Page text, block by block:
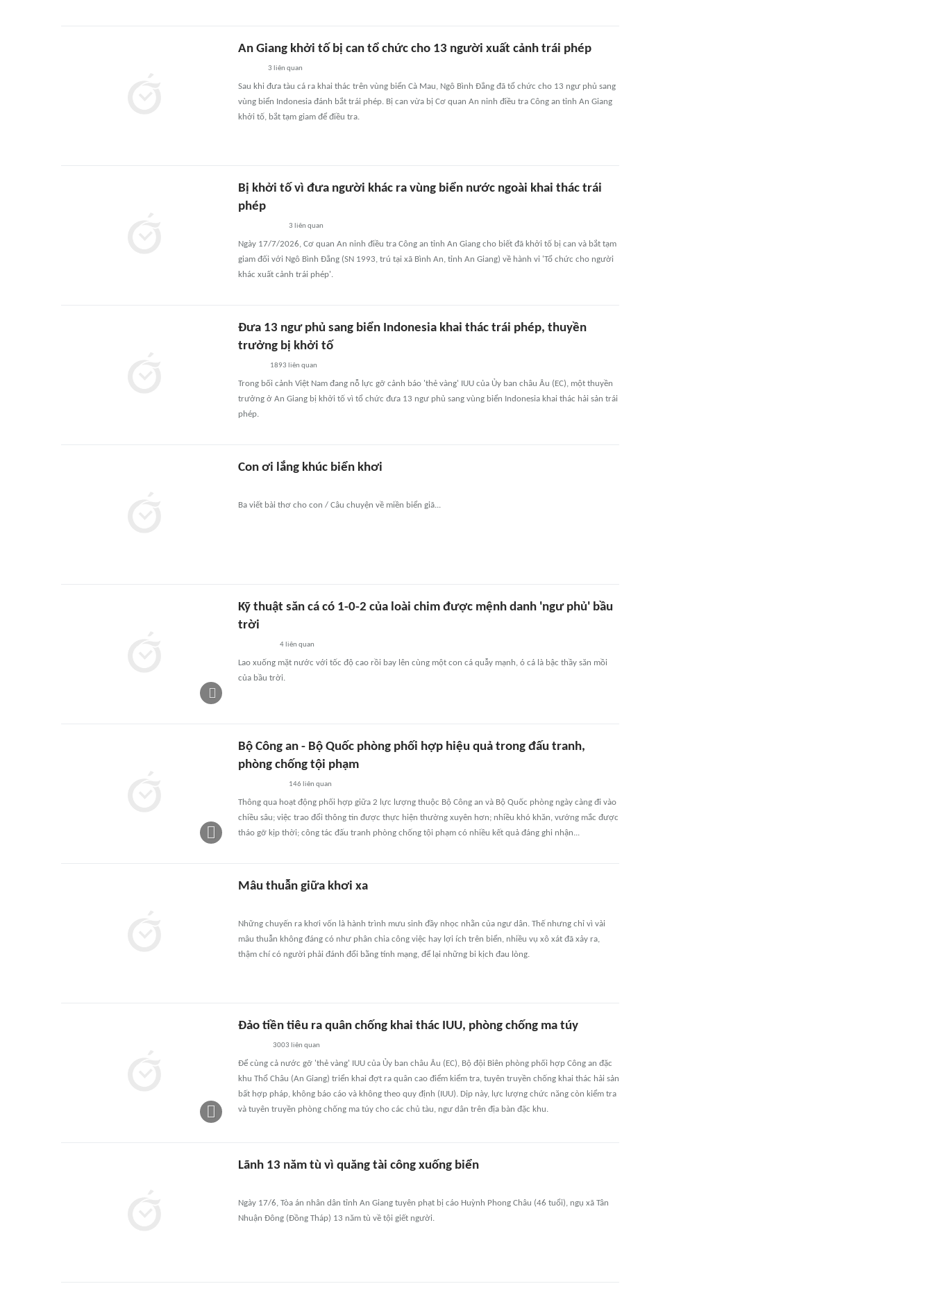
An Giang khởi tố bị can tổ chức cho 13 người xuất cảnh trái phép
3 liên quan
Sau khi đưa tàu cá ra khai thác trên vùng biển Cà Mau, Ngô Bình Đẳng đã tổ chức cho 13 ngư phủ sang
vùng biển Indonesia đánh bắt trái phép. Bị can vừa bị Cơ quan An ninh điều tra Công an tỉnh An Giang
khởi tố, bắt tạm giam để điều tra.
Bị khởi tố vì đưa người khác ra vùng biển nước ngoài khai thác trái
phép
3 liên quan
Ngày 17/7/2026, Cơ quan An ninh điều tra Công an tỉnh An Giang cho biết đã khởi tố bị can và bắt tạm
giam đối với Ngô Bình Đẳng (SN 1993, trú tại xã Bình An, tỉnh An Giang) về hành vi 'Tổ chức cho người
khác xuất cảnh trái phép'.
Đưa 13 ngư phủ sang biển Indonesia khai thác trái phép, thuyền
trưởng bị khởi tố
1893 liên quan
Trong bối cảnh Việt Nam đang nỗ lực gỡ cảnh báo 'thẻ vàng' IUU của Ủy ban châu Âu (EC), một thuyền
trưởng ở An Giang bị khởi tố vì tổ chức đưa 13 ngư phủ sang vùng biển Indonesia khai thác hải sản trái
phép.
Con ơi lắng khúc biển khơi
Ba viết bài thơ cho con / Câu chuyện về miền biển giã...
Kỹ thuật săn cá có 1-0-2 của loài chim được mệnh danh 'ngư phủ' bầu
trời
4 liên quan
Lao xuống mặt nước với tốc độ cao rồi bay lên cùng một con cá quẫy mạnh, ó cá là bậc thầy săn mồi
của bầu trời.
Bộ Công an - Bộ Quốc phòng phối hợp hiệu quả trong đấu tranh,
phòng chống tội phạm
146 liên quan
Thông qua hoạt động phối hợp giữa 2 lực lượng thuộc Bộ Công an và Bộ Quốc phòng ngày càng đi vào
chiều sâu; việc trao đổi thông tin được thực hiện thường xuyên hơn; nhiều khó khăn, vướng mắc được
tháo gỡ kịp thời; công tác đấu tranh phòng chống tội phạm có nhiều kết quả đáng ghi nhận...
Mâu thuẫn giữa khơi xa
Những chuyến ra khơi vốn là hành trình mưu sinh đầy nhọc nhằn của ngư dân. Thế nhưng chỉ vì vài
mâu thuẫn không đáng có như phân chia công việc hay lợi ích trên biển, nhiều vụ xô xát đã xảy ra,
thậm chí có người phải đánh đổi bằng tính mạng, để lại những bi kịch đau lòng.
Đảo tiền tiêu ra quân chống khai thác IUU, phòng chống ma túy
3003 liên quan
Để cùng cả nước gỡ 'thẻ vàng' IUU của Ủy ban châu Âu (EC), Bộ đội Biên phòng phối hợp Công an đặc
khu Thổ Châu (An Giang) triển khai đợt ra quân cao điểm kiểm tra, tuyên truyền chống khai thác hải sản
bất hợp pháp, không báo cáo và không theo quy định (IUU). Dịp này, lực lượng chức năng còn kiểm tra
và tuyên truyền phòng chống ma túy cho các chủ tàu, ngư dân trên địa bàn đặc khu.
Lãnh 13 năm tù vì quăng tài công xuống biển
Ngày 17/6, Tòa án nhân dân tỉnh An Giang tuyên phạt bị cáo Huỳnh Phong Châu (46 tuổi), ngụ xã Tân
Nhuận Đông (Đồng Tháp) 13 năm tù về tội giết người.